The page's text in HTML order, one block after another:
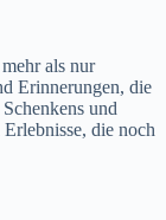
als nur
Erinnerungen, die
und
die noch